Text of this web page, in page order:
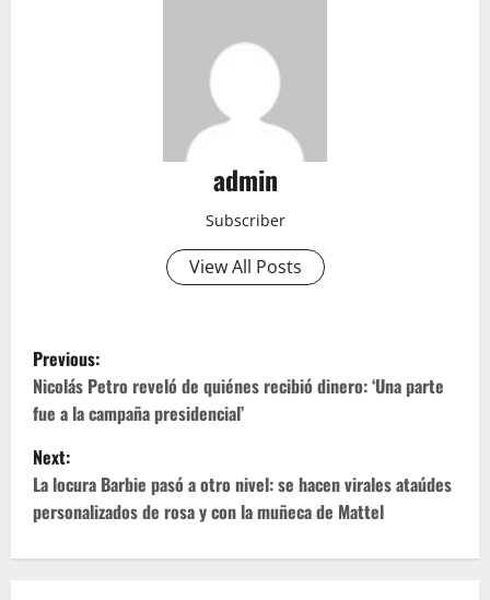
admin
Subscriber
View All Posts
P
o
s
t
n
Previous:
Nicolás Petro reveló de quiénes recibió dinero: ‘Una parte
fue a la campaña presidencial’
Next:
La locura Barbie pasó a otro nivel: se hacen virales ataúdes
personalizados de rosa y con la muñeca de Mattel